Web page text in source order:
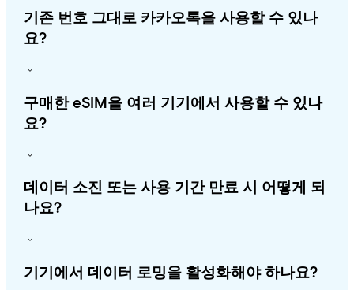
기존 번호 그대로 카카오톡을 사용할 수 있나
요?
구매한 eSIM을 여러 기기에서 사용할 수 있나
요?
데이터 소진 또는 사용 기간 만료 시 어떻게 되
나요?
기기에서 데이터 로밍을 활성화해야 하나요?